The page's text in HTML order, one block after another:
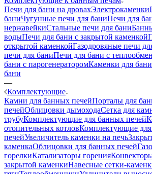
Печи для бани на дровахЭлектрокаменки
баниЧугунные печи для баниПечи для
нержавейкиСтальные печи для бани
водыПечи для бани с закрытой каменкой
открытой каменкойГазодровяные печи
печи для баниПечи для бани с
бани с парогенераторомКаменки для бани
бани
—
Комплектующие
Камни для банных печейПорталы для
печейОблицовки дымоходаСетка для
трубуКомплектующие для банных печей
отопительных котловКомплектующие
печейУвеличитель каменки на печь
каменкаОблицовки для банных печей
горелкиКатализаторы горения
закрытой каменкиНавесные сетки-